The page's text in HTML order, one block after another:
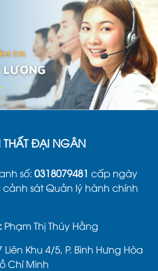
hình khó tiếp cận, phí vận
điều chỉnh linh hoạt.
với các dự án quy mô lớn,
cam kết bám sát tiến độ
tin chi tiết thường xuyên
ghế học sinh
ĐẠI NGÂN
số: 0318079481 cấp ngày
sát Quản lý hành chính
Phạm Thị Thúy Hằng
Liên Khu 4/5, P. Bình Hưng Hòa
Chí Minh